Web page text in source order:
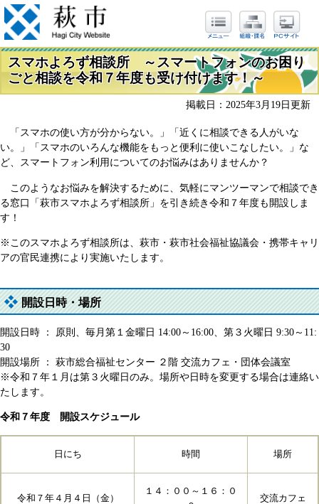
スマホよろず相談所 ～スマートフォンのお困り
ごと相談を令和７年度も受け付けます！～
掲載日：2025年3月19日更新
「スマホの使い方が分からない。」「近くに相談できる人がいな
い。」「スマホのいろんな機能をもっと便利に使いこなしたい。」な
ど、スマートフォン利用についてのお悩みはありませんか？
このようなお悩みを解決するために、気軽にマンツーマンで相談でき
る窓口「萩市スマホよろず相談所」を引き続き令和７年度も開設しま
す！
※このスマホよろず相談所は、萩市・萩市社会福祉協議会・携帯キャリ
アの官民連携により実施いたします。
開設日時・場所
開設日時 ： 原則、毎月第１金曜日 14:00～16:00、第３火曜日 9:30～11:
30
開設場所 ： 萩市総合福祉センター ２階 交流カフェ・団体会議室
​※令和７年１月は第３火曜日のみ。場所や日時を変更する場合は連絡い
たします。
令和７年度 開設スケジュール
日にち 時間 場所
令和７年４月４日（金）
１４：００～１６：０
交流カフェ